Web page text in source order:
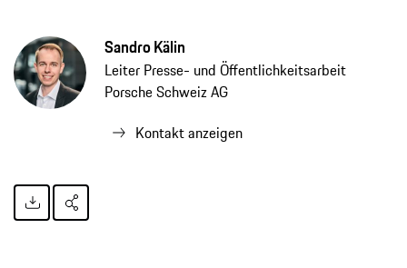
Sandro Kälin
Leiter Presse- und Öffentlichkeitsarbeit
Porsche Schweiz AG
Kontakt anzeigen